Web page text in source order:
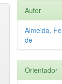
Autor
Almeida,
de
Orientador